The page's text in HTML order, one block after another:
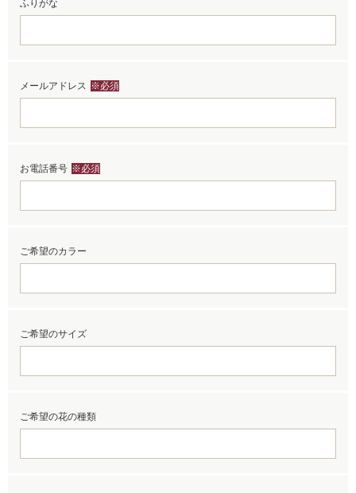
ふりがな
メールアドレス ※必須
お電話番号 ※必須
ご希望のカラー
ご希望のサイズ
ご希望の花の種類